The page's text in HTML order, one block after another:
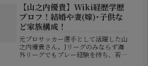
は官僚としてのバックボーンも持ち合
わせており、政策立案の現場での...
【山之内優貴】Wiki経歴学歴
プロフ！結婚や妻(嫁)･子供な
ど家族構成！
元プロサッカー選手として活躍した山
之内優貴さん。Jリーグのみならず海
外リーグでもプレー経験を持ち、若く